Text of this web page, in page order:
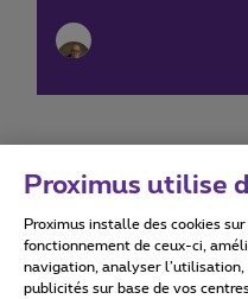
Conditions d'utilisation
Proximus utilise
Proximus installe des cookies
fonctionnement de ceux-ci,
navigation, analyser
publicités sur base de vos